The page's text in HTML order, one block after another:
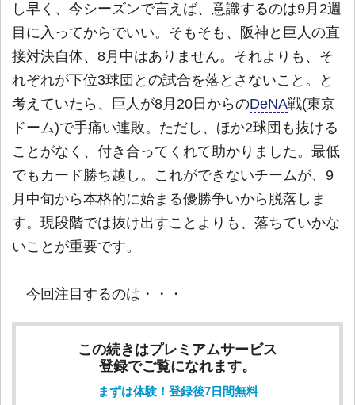
し早く、今シーズンで言えば、意識するのは9月2週
目に入ってからでいい。そもそも、阪神と巨人の直
接対決自体、8月中はありません。それよりも、そ
れぞれが下位3球団との試合を落とさないこと。と
考えていたら、巨人が8月20日からのDeNA戦(東京
ドーム)で手痛い連敗。ただし、ほか2球団も抜ける
ことがなく、付き合ってくれて助かりました。最低
でもカード勝ち越し。これができないチームが、9
月中旬から本格的に始まる優勝争いから脱落しま
す。現段階では抜け出すことよりも、落ちていかな
いことが重要です。
今回注目するのは・・・
この続きはプレミアムサービス
登録でご覧になれます。
まずは体験！登録後7日間無料